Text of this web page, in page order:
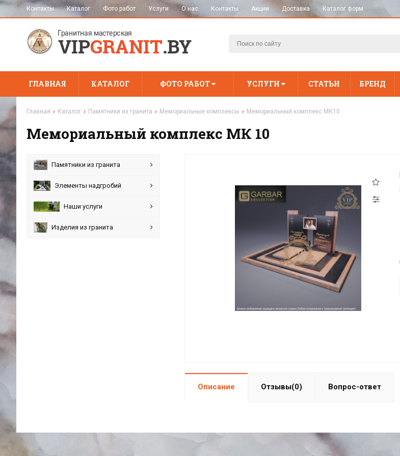
Контакты Каталог Фото работ Услуги О нас Контакты Акции Доставка Каталог форм
ГЛАВНАЯ КАТАЛОГ ФОТО РАБОТ УСЛУГИ СТАТЬИ БРЕНД
Главная Каталог Памятники из гранита Мемориальные комплексы Мемориальный комплекс МК10
Мемориальный комплекс МК 10
Памятники из гранита
Элементы надгробий
Наши услуги
Изделия из гранита
Описание Отзывы(0) Вопрос-ответ